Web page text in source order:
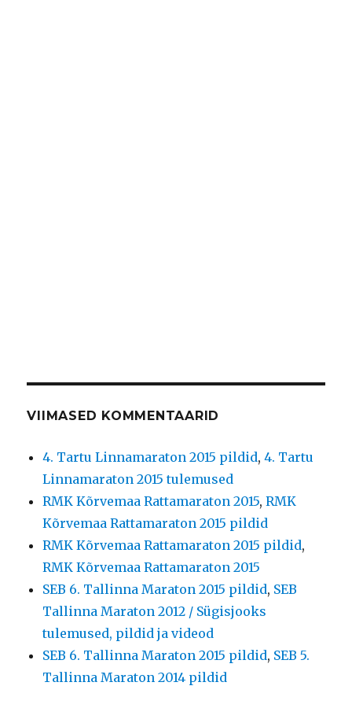
VIIMASED KOMMENTAARID
4. Tartu Linnamaraton 2015 pildid,4. Tartu
Linnamaraton 2015 tulemused
RMK Kõrvemaa Rattamaraton 2015,RMK
Kõrvemaa Rattamaraton 2015 pildid
RMK Kõrvemaa Rattamaraton 2015 pildid,
RMK Kõrvemaa Rattamaraton 2015
SEB 6. Tallinna Maraton 2015 pildid, SEB
Tallinna Maraton 2012 / Sügisjooks
tulemused, pildid ja videod
SEB 6. Tallinna Maraton 2015 pildid, SEB 5.
Tallinna Maraton 2014 pildid